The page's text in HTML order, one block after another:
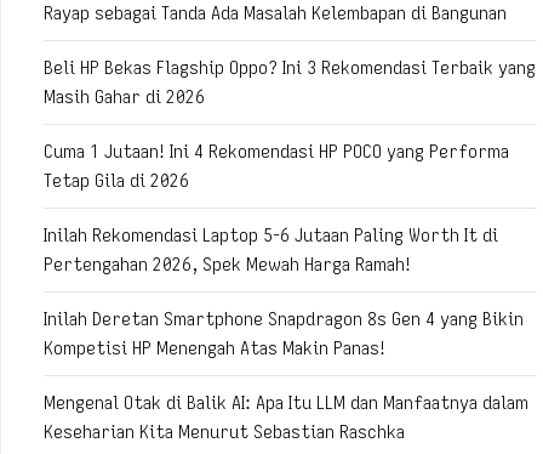
Rayap sebagai Tanda Ada Masalah Kelembapan di Bangunan
Beli HP Bekas Flagship Oppo? Ini 3 Rekomendasi Terbaik yang
Masih Gahar di 2026
Cuma 1 Jutaan! Ini 4 Rekomendasi HP POCO yang Performa
Tetap Gila di 2026
Inilah Rekomendasi Laptop 5-6 Jutaan Paling Worth It di
Pertengahan 2026, Spek Mewah Harga Ramah!
Inilah Deretan Smartphone Snapdragon 8s Gen 4 yang Bikin
Kompetisi HP Menengah Atas Makin Panas!
Mengenal Otak di Balik AI: Apa Itu LLM dan Manfaatnya dalam
Keseharian Kita Menurut Sebastian Raschka